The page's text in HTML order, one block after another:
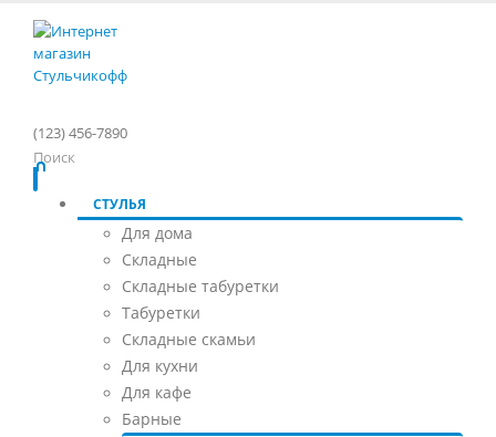
(123) 456-7890
Поиск
СТУЛЬЯ
Для дома
Складные
Складные табуретки
Табуретки
Складные скамьи
Для кухни
Для кафе
Барные